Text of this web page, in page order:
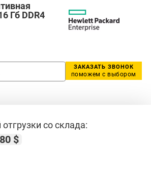
Гб DDR4
ЗАКАЗАТЬ ЗВОНОК
поможем с выбором
со склада:
80 $